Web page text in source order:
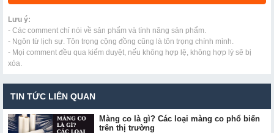
Lưu ý:
- Các comment chỉ nói về sản phẩm và tính năng sản phẩm.
- Ngôn từ lịch sự. Tôn trọng cộng đồng cũng là tôn trọng chính mình.
- Mọi comment đều qua kiểm duyệt, nếu không hợp lệ, không hợp lý sẽ bị
xóa.
TIN TỨC LIÊN QUAN
Màng co là gì? Các loại màng co phổ biến
trên thị trường